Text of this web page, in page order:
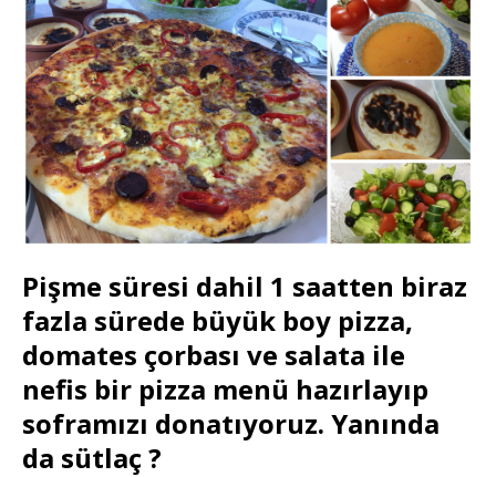
Pişme süresi dahil 1 saatten biraz
fazla sürede büyük boy pizza,
domates çorbası ve salata ile
nefis bir pizza menü hazırlayıp
soframızı donatıyoruz. Yanında
da sütlaç ?